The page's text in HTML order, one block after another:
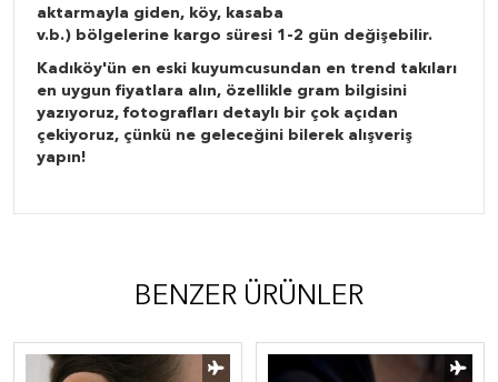
aktarmayla giden, köy, kasaba
v.b.) bölgelerine kargo süresi 1-2 gün değişebilir.
Kadıköy'ün en eski kuyumcusundan en trend takıları
en uygun fiyatlara alın, özellikle gram bilgisini
yazıyoruz, fotografları detaylı bir çok açıdan
çekiyoruz, çünkü ne geleceğini bilerek alışveriş
yapın!
BENZER ÜRÜNLER